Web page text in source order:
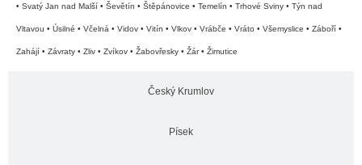
Český Krumlov
Písek
• Svatý Jan nad Malší • Ševětín • Štěpánovice • Temelín • Trhové Sviny • Týn nad
Vltavou • Úsilné • Včelná • Vidov • Vitín • Vlkov • Vrábče • Vráto • Všemyslice • Záboří •
Zahájí • Závraty • Zliv • Zvíkov • Žabovřesky • Žár • Žimutice